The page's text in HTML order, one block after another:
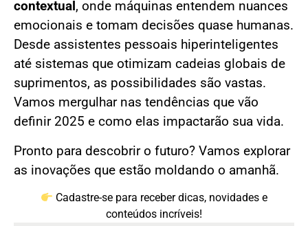
contextual , onde máquinas entendem nuances
emocionais e tomam decisões quase humanas.
Desde assistentes pessoais hiperinteligentes
até sistemas que otimizam cadeias globais de
suprimentos, as possibilidades são vastas.
Vamos mergulhar nas tendências que vão
definir 2025 e como elas impactarão sua vida.
Pronto para descobrir o futuro? Vamos explorar
as inovações que estão moldando o amanhã.
Cadastre-se para receber dicas, novidades e
conteúdos incríveis!